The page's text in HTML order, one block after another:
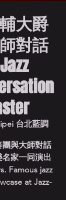
大爵
對話
台北藍調
與大師對話
家一同演出
Famous jazz
at Jazz-